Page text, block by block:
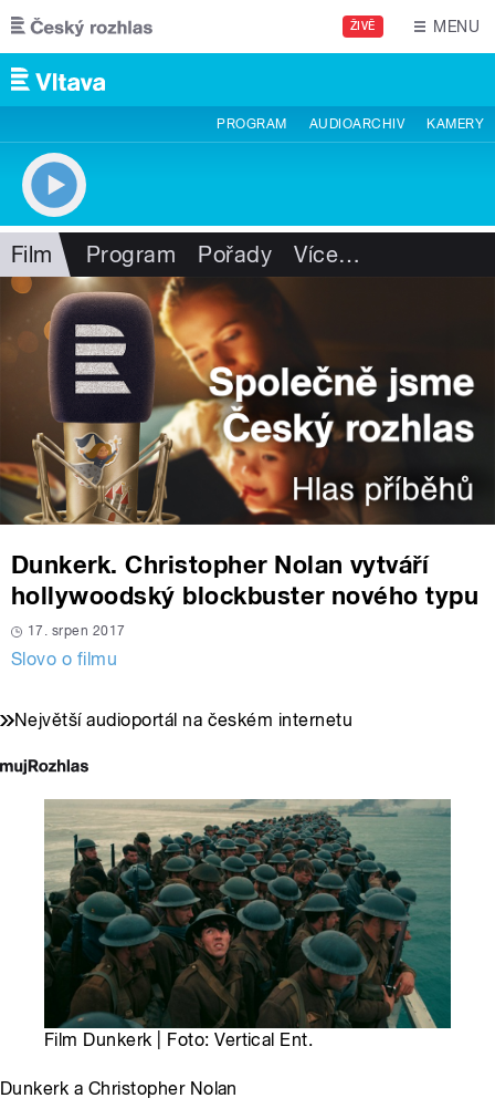
Přejít k hlavnímu obsahu
ŽIVĚ MENU
PROGRAM AUDIOARCHIV KAMERY
Film Program Pořady Více…
Dunkerk. Christopher Nolan vytváří
hollywoodský blockbuster nového typu
17. srpen 2017
Slovo o filmu
Největší audioportál na českém internetu
Film Dunkerk | Foto: Vertical Ent.
Dunkerk a Christopher Nolan